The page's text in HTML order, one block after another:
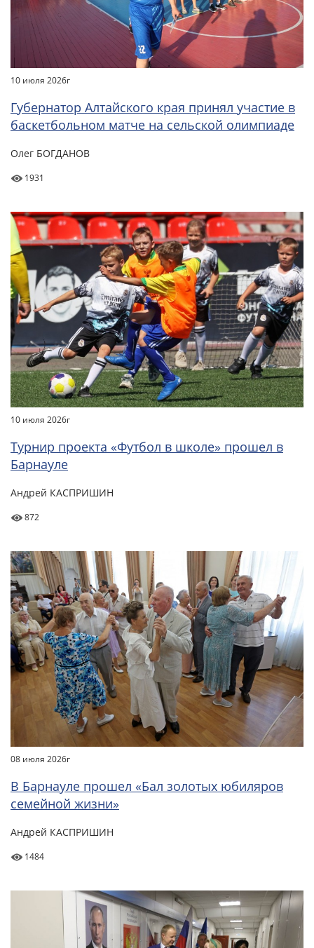
10 июля 2026г
Губернатор Алтайского края принял участие в
баскетбольном матче на сельской олимпиаде
Олег БОГДАНОВ
1931
10 июля 2026г
Турнир проекта «Футбол в школе» прошел в
Барнауле
Андрей КАСПРИШИН
872
08 июля 2026г
В Барнауле прошел «Бал золотых юбиляров
семейной жизни»
Андрей КАСПРИШИН
1484